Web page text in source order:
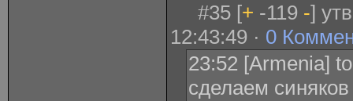
#35 [+ -119 -]
12:43:49 · 0
23:52 [Armenia]
сделаем